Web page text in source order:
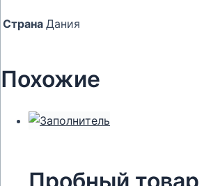
Страна Дания
Похожие